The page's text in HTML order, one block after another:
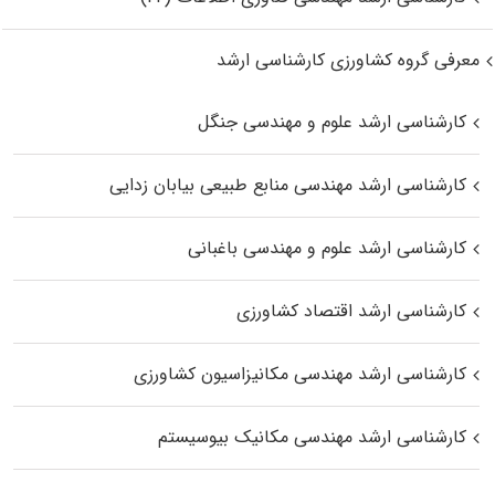
معرفی گروه کشاورزی کارشناسی ارشد
کارشناسی ارشد علوم و مهندسی جنگل
کارشناسی ارشد مهندسی منابع طبیعی بیابان زدایی
کارشناسی ارشد علوم و مهندسی باغبانی
کارشناسی ارشد اقتصاد کشاورزی
کارشناسی ارشد مهندسی مکانیزاسیون کشاورزی
کارشناسی ارشد مهندسی مکانیک بیوسیستم